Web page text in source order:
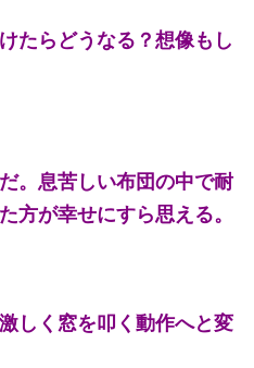
たらどうなる？想像もし
。息苦しい布団の中で耐
方が幸せにすら思える。
しく窓を叩く動作へと変